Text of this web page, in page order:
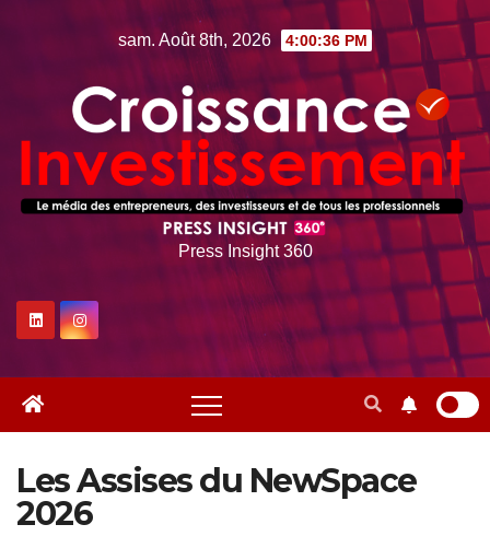
sam. Août 8th, 2026 4:00:37 PM
Press Insight 360
Les Assises du NewSpace
2026